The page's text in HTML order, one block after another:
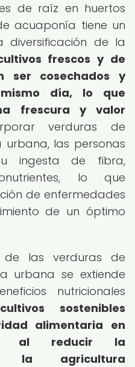
de raíz en huertos
acuaponía tiene un
de la
frescos y de
ser cosechados y
día, lo que
frescura y valor
verduras de
las personas
ingesta de fibra,
lo que
de enfermedades
de un óptimo
de las verduras de
urbana se extiende
nutricionales
sostenibles
alimentaria en
al reducir la
la agricultura